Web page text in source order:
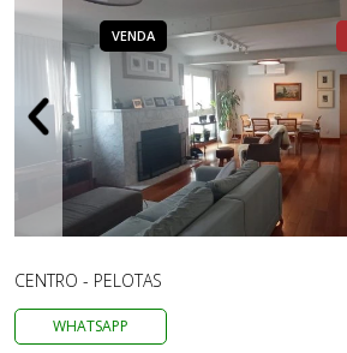
VENDA
CENTRO - PELOTAS
WHATSAPP